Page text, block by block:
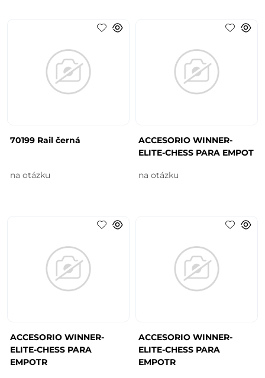
70199 Rail černá
na otázku
ACCESORIO WINNER-
ELITE-CHESS PARA EMPOT
na otázku
ACCESORIO WINNER-
ELITE-CHESS PARA
EMPOTR
ACCESORIO WINNER-
ELITE-CHESS PARA
EMPOTR